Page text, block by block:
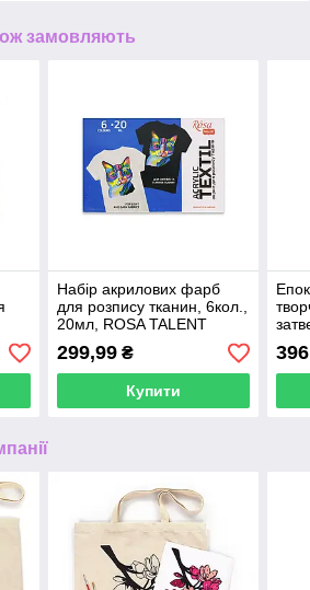
замовляють
Набір акрилових фарб
для розпису тканин, 6кол.,
20мл, ROSA TALENT
299,99₴
Купити
(1:1)